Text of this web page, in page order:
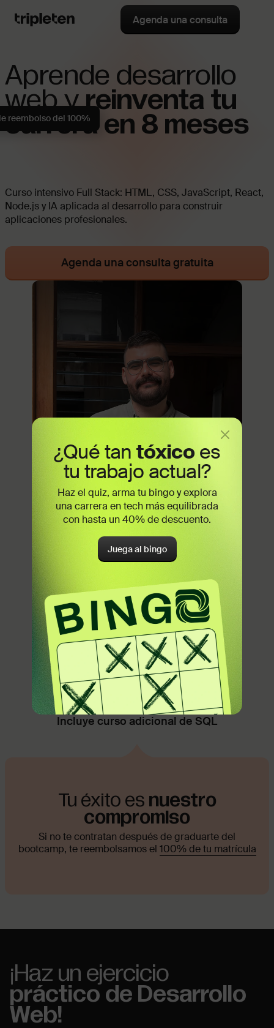
Agenda una consulta
Aprende desarrollo
web yreinventa tu
carrera en 8 meses
reembolso del 100%
Curso intensivo Full Stack: HTML, CSS, JavaScript, React,
Node.js y IA aplicada al desarrollo para construir
aplicaciones profesionales.
Agenda una consulta gratuita
Javier Damiani
Desarrollador Web
Sin necesidad de experiencia
16 proyectos para tu portafolio
IA para programación
Apoyo en búsqueda de empleo
Incluye curso adicional de SQL
Tu éxito es nuestro
compromiso
Si no te contratan después de graduarte del
bootcamp, te reembolsamos el 100% de tu matrícula
¡Haz un ejercicio
práctico de Desarrollo
Web!
¿Qué tan tóxico es
tu trabajo actual?
Haz el quiz, arma tu bingo y explora
una carrera en tech más equilibrada
con hasta un 40% de descuento.
Juega al bingo